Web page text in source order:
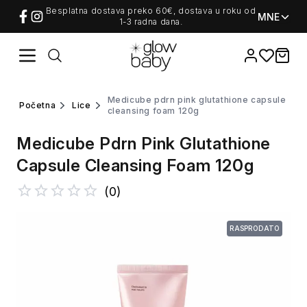
Besplatna dostava preko 60€, dostava u roku od
1-3 radna dana.
MNE
Favorites
items
početna lice
medicube pdrn pink glutathione capsule
cleansing foam 120g
Medicube Pdrn Pink Glutathione
Capsule Cleansing Foam 120g
(0)
RASPRODATO